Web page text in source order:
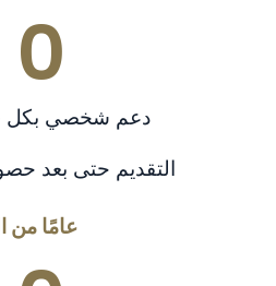
0
دعم شخصي بكل
التقديم حتى بعد
عامًا من